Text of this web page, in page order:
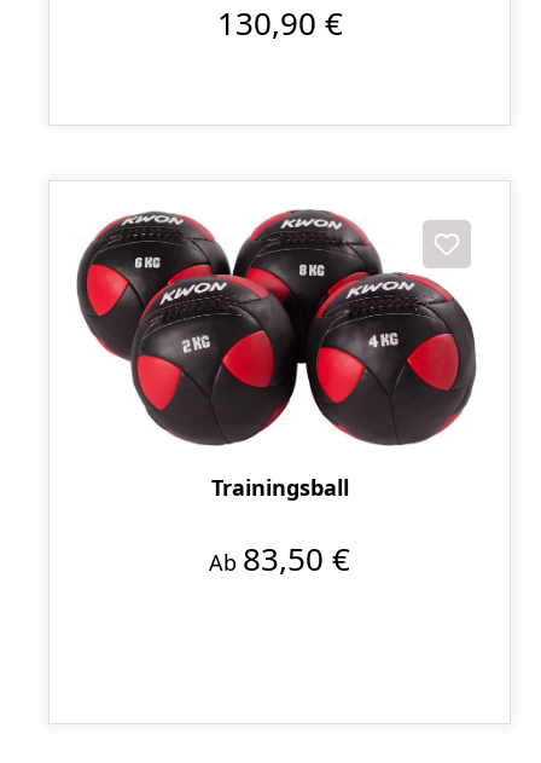
130,90 €
Trainingsball
Ab 83,50 €